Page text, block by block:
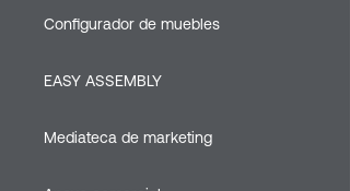
Configurador de muebles
EASY ASSEMBLY
Mediateca de marketing